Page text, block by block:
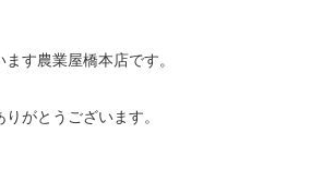
す農業屋橋本店です。
がとうございます。